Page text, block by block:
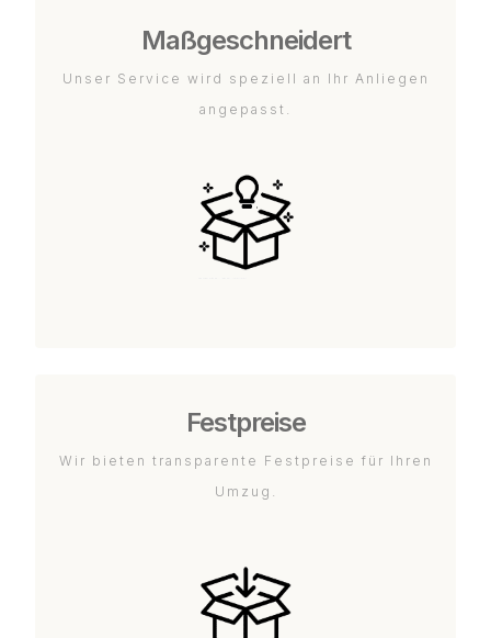
Maßgeschneidert
Unser Service wird speziell an Ihr Anliegen
angepasst.
Festpreise
Wir bieten transparente Festpreise für Ihren
Umzug.